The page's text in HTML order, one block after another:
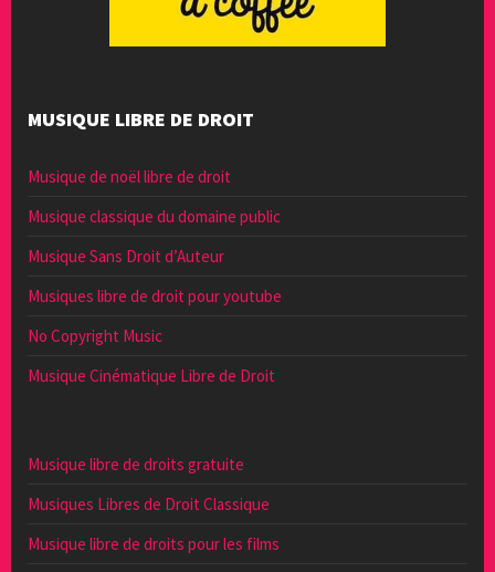
MUSIQUE LIBRE DE DROIT
Musique de noël libre de droit
Musique classique du domaine public
Musique Sans Droit d’Auteur
Musiques libre de droit pour youtube
No Copyright Music
Musique Cinématique Libre de Droit
Musique libre de droits gratuite
Musiques Libres de Droit Classique
Musique libre de droits pour les films